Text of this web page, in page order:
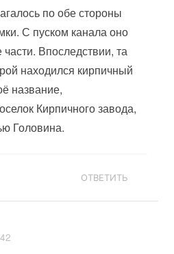
по обе стороны
С пуском канала оно
Впоследствии, та
находился кирпичный
название,
Кирпичного завода,
Головина.
ОТВЕТИТЬ